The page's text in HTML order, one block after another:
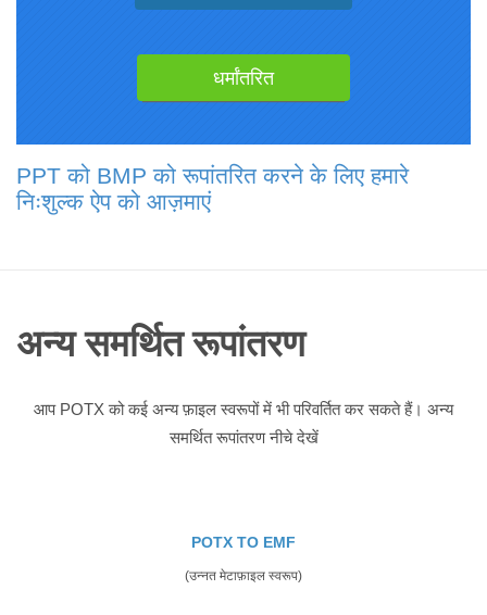
PPT को BMP को रूपांतरित करने के लिए हमारे
निःशुल्क ऐप को आज़माएं
अन्य समर्थित रूपांतरण
आप POTX को कई अन्य फ़ाइल स्वरूपों में भी परिवर्तित कर सकते हैं। अन्य
समर्थित रूपांतरण नीचे देखें
POTX TO EMF
(उन्नत मेटाफ़ाइल स्वरूप)